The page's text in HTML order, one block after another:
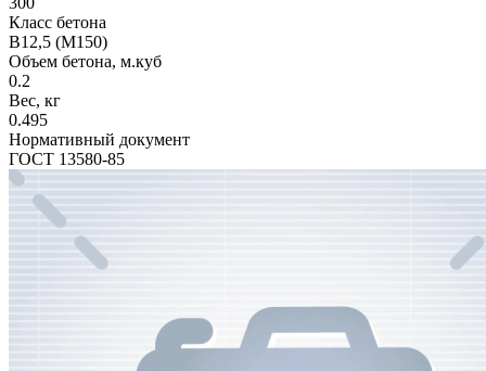
Класс бетона
B12,5 (M150)
Объем бетона, м.куб
0.2
Вес, кг
0.495
Нормативный документ
ГОСТ 13580-85